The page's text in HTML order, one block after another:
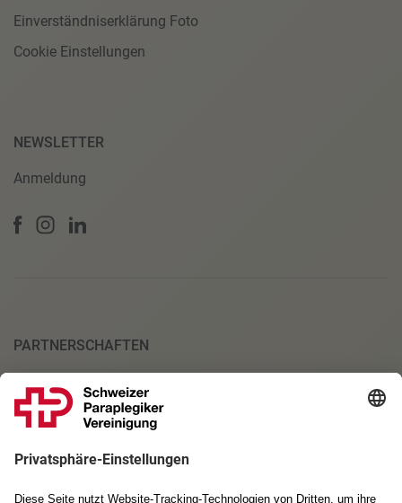
Einverständniserklärung Foto
Cookie Einstellungen
NEWSLETTER
Anmeldung
PARTNERSCHAFTEN